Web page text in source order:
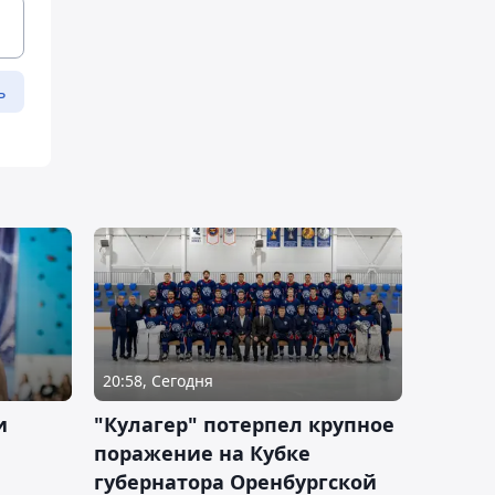
20:58, Сегодня
"Кулагер" потерпел крупное
поражение на Кубке
губернатора Оренбургской